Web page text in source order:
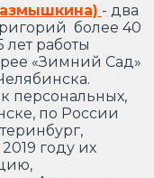
- два
более 40
лет работы
«Зимний Сад»
персональных,
по России
году их